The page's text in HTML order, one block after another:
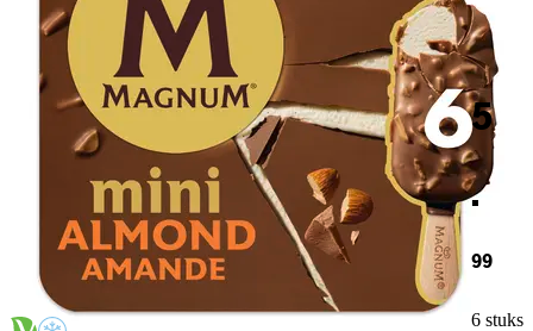
5
.
99
6 stuks